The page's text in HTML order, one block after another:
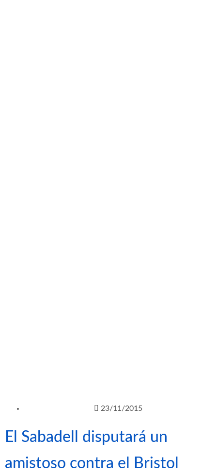
23/11/2015
El Sabadell disputará un
amistoso contra el Bristol